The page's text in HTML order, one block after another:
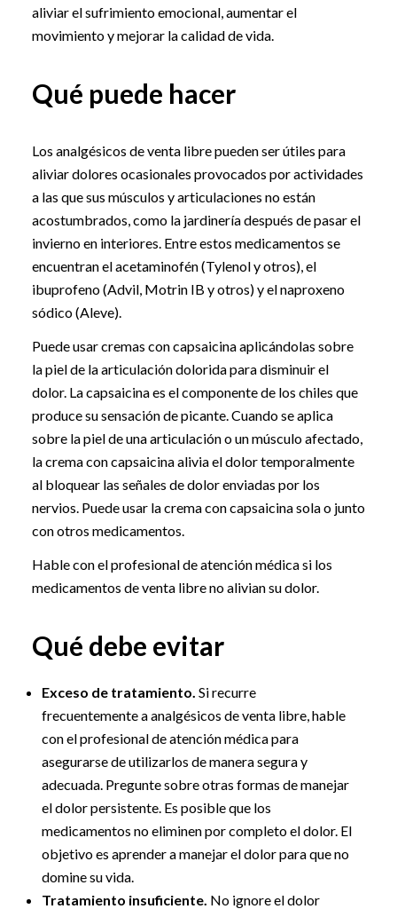
aliviar el sufrimiento emocional, aumentar el
movimiento y mejorar la calidad de vida.
Qué puede hacer
Los analgésicos de venta libre pueden ser útiles para
aliviar dolores ocasionales provocados por actividades
a las que sus músculos y articulaciones no están
acostumbrados, como la jardinería después de pasar el
invierno en interiores. Entre estos medicamentos se
encuentran el acetaminofén (Tylenol y otros), el
ibuprofeno (Advil, Motrin IB y otros) y el naproxeno
sódico (Aleve).
Puede usar cremas con capsaicina aplicándolas sobre
la piel de la articulación dolorida para disminuir el
dolor. La capsaicina es el componente de los chiles que
produce su sensación de picante. Cuando se aplica
sobre la piel de una articulación o un músculo afectado,
la crema con capsaicina alivia el dolor temporalmente
al bloquear las señales de dolor enviadas por los
nervios. Puede usar la crema con capsaicina sola o junto
con otros medicamentos.
Hable con el profesional de atención médica si los
medicamentos de venta libre no alivian su dolor.
Qué debe evitar
Exceso de tratamiento. Si recurre
frecuentemente a analgésicos de venta libre, hable
con el profesional de atención médica para
asegurarse de utilizarlos de manera segura y
adecuada. Pregunte sobre otras formas de manejar
el dolor persistente. Es posible que los
medicamentos no eliminen por completo el dolor. El
objetivo es aprender a manejar el dolor para que no
domine su vida.
Tratamiento insuficiente. No ignore el dolor